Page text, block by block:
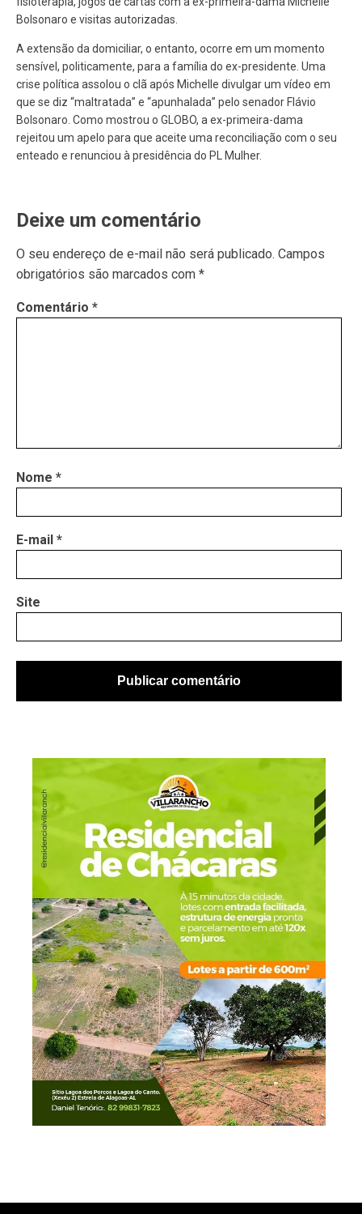
Bolsonaro e visitas autorizadas.
A extensão da domiciliar, o entanto, ocorre em um momento
sensível, politicamente, para a família do ex-presidente. Uma
crise política assolou o clã após Michelle divulgar um vídeo em
que se diz “maltratada” e “apunhalada” pelo senador Flávio
Bolsonaro. Como mostrou o GLOBO, a ex-primeira-dama
rejeitou um apelo para que aceite uma reconciliação com o seu
enteado e renunciou à presidência do PL Mulher.
Deixe um comentário
O seu endereço de e-mail não será publicado. Campos
obrigatórios são marcados com *
Comentário *
Nome *
E-mail *
Site